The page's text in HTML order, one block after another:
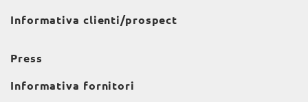
Informativa clienti/prospect
Press
Informativa fornitori